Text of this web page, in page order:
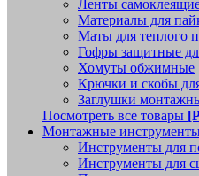
Ленты
Материалы для
Маты для теплого
Гофры защитные
Хомуты обжимные
Крючки и скобы
Заглушки
Посмотреть все товары
Монтажные
Инструменты для
Инструменты для